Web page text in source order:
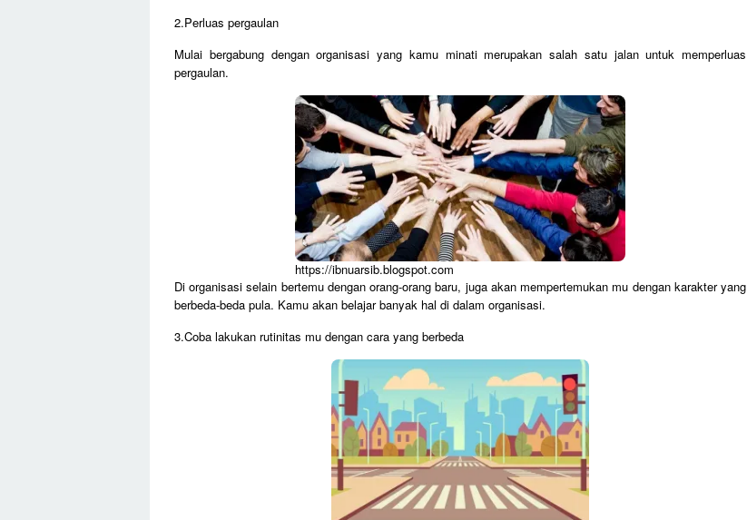
2.Perluas pergaulan
Mulai bergabung dengan organisasi yang kamu minati merupakan salah satu jalan untuk memperluas
pergaulan.
https://ibnuarsib.blogspot.com
Di organisasi selain bertemu dengan orang-orang baru, juga akan mempertemukan mu dengan karakter yang
berbeda-beda pula. Kamu akan belajar banyak hal di dalam organisasi.
3.Coba lakukan rutinitas mu dengan cara yang berbeda